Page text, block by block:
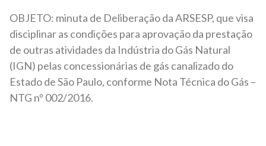
OBJETO: minuta de Deliberação da ARSESP, que visa
disciplinar as condições para aprovação da prestação
de outras atividades da Indústria do Gás Natural
(IGN) pelas concessionárias de gás canalizado do
Estado de São Paulo, conforme Nota Técnica do Gás –
NTG nº 002/2016.